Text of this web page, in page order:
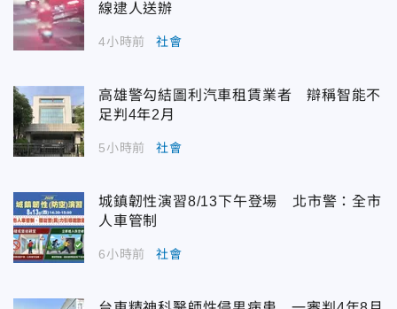
線逮人送辦
4小時前 社會
高雄警勾結圖利汽車租賃業者 辯稱智能不
足判4年2月
5小時前 社會
城鎮韌性演習8/13下午登場 北市警：全市
人車管制
6小時前 社會